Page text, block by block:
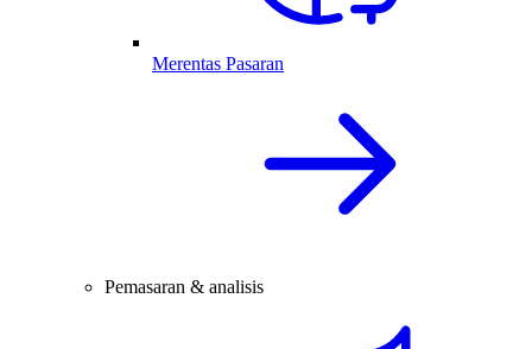
Merentas Pasaran
Pemasaran & analisis